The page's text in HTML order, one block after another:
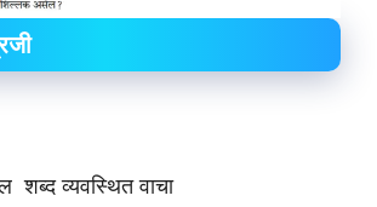
शब्द व्यवस्थित वाचा